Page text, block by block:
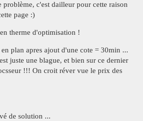
problème, c'est dailleur pour cette raison
page :)
therme d'optimisation !
plan apres ajout d'une cote = 30min ...
juste une blague, et bien sur ce dernier
!!! On croit réver vue le prix des
de solution ...